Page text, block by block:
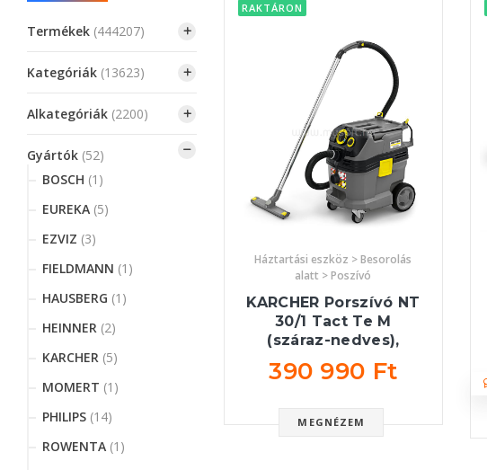
Termékek (444207)
Kategóriák (13623)
Alkategóriák (2200)
Gyártók (52)
BOSCH (1)
EUREKA (5)
EZVIZ (3)
FIELDMANN (1)
HAUSBERG (1)
HEINNER (2)
KARCHER (5)
MOMERT (1)
PHILIPS (14)
ROWENTA (1)
RAKTÁRON
Háztartási eszköz > Besorolás
alatt > Poszívó
KARCHER Porszívó NT
30/1 Tact Te M
(száraz-nedves),
390 990 Ft
MEGNÉZEM